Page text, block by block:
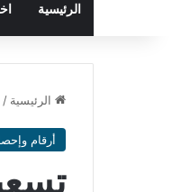
الرئيسية
الرئيسية /
أرقام